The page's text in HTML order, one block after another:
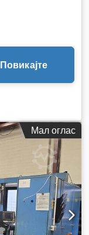
Повикајте
Мал оглас